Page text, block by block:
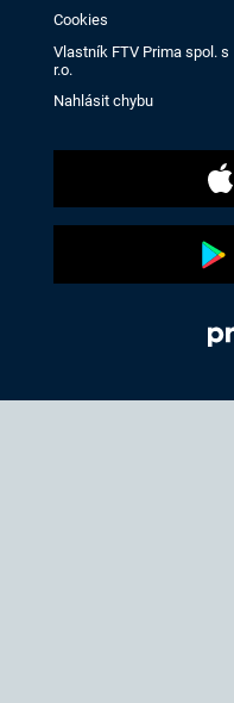
Cookies
Vlastník FTV Prima spol. s
r.o.
Nahlásit chybu